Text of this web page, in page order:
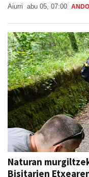
Aiurri abu 05, 07:00
Naturan
Bisitarien